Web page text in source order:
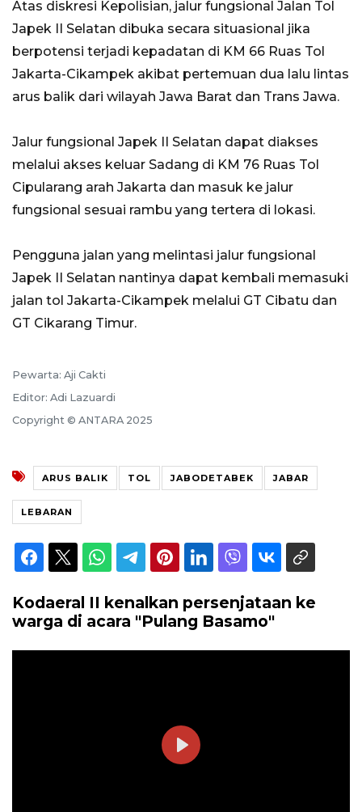
Atas diskresi Kepolisian, jalur fungsional Jalan Tol
Japek II Selatan dibuka secara situasional jika
berpotensi terjadi kepadatan di KM 66 Ruas Tol
Jakarta-Cikampek akibat pertemuan dua lalu lintas
arus balik dari wilayah Jawa Barat dan Trans Jawa.
Jalur fungsional Japek II Selatan dapat diakses
melalui akses keluar Sadang di KM 76 Ruas Tol
Cipularang arah Jakarta dan masuk ke jalur
fungsional sesuai rambu yang tertera di lokasi.
Pengguna jalan yang melintasi jalur fungsional
Japek II Selatan nantinya dapat kembali memasuki
jalan tol Jakarta-Cikampek melalui GT Cibatu dan
GT Cikarang Timur.
Pewarta: Aji Cakti
Editor: Adi Lazuardi
Copyright © ANTARA 2025
ARUS BALIK TOL JABODETABEK JABAR
LEBARAN
Kodaeral II kenalkan persenjataan ke
warga di acara "Pulang Basamo"
Play